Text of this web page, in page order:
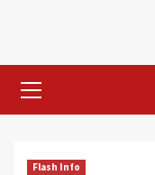
Menu
Flash Info